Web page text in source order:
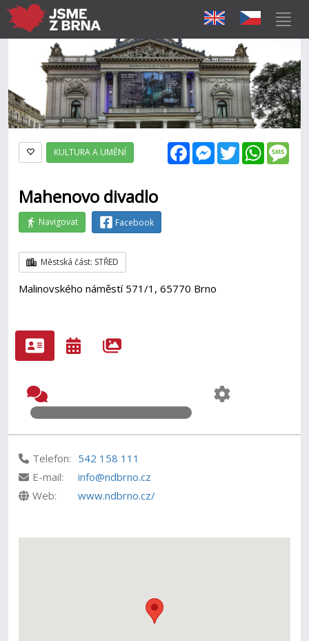
FacebookMessenger
Twitter
KULTURA A UMĚNÍ
Mahenovo divadlo
Navigovat Facebook
Městská část: STŘED
Malinovského náměstí 571/1, 65770 Brno
Telefon: 542 158 111
E-mail:
info@ndbrno.cz
Web:
www.ndbrno.cz/